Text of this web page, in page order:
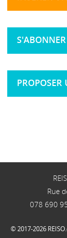
PROPOSER
Rue
078 690
© 2017-2026